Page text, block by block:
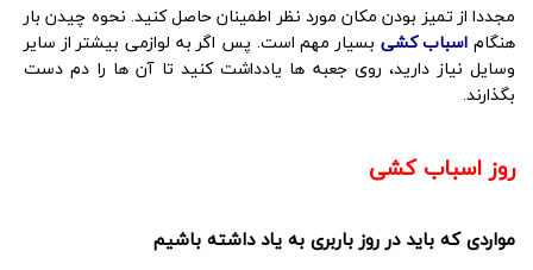
مجددا از تمیز بودن مکان مورد نظر اطمینان حاصل کنید. نحوه چیدن بار
هنگام اسباب کشی بسیار مهم است. پس اگر به لوازمی بیشتر از سایر
وسایل نیاز دارید، روی جعبه ها یادداشت کنید تا آن ها را دم دست
بگذارند.
روز اسباب کشی
مواردی که باید در روز باربری به یاد داشته باشیم